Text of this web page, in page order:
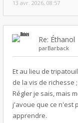
13 avr. 2026, 08:57
Re: Éthanol
parBarback
Et au lieu de
de la vis de richesse
Régler je sais, mais
j'avoue que ce n'est
apprendre.